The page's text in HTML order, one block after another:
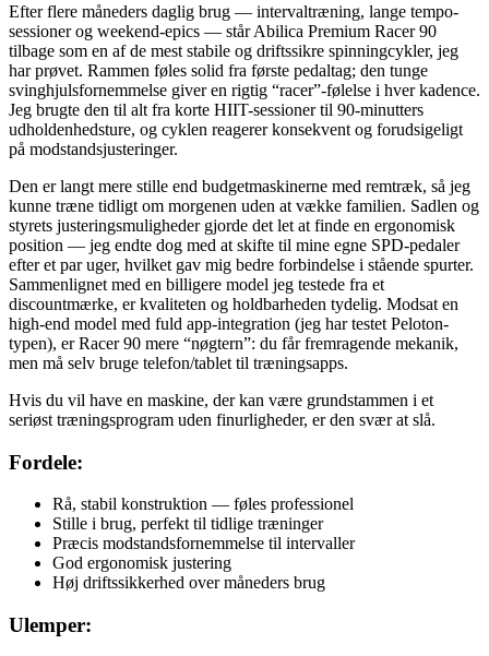
Efter flere måneders daglig brug — intervaltræning, lange tempo-
sessioner og weekend-epics — står Abilica Premium Racer 90
tilbage som en af de mest stabile og driftssikre spinningcykler, jeg
har prøvet. Rammen føles solid fra første pedaltag; den tunge
svinghjulsfornemmelse giver en rigtig “racer”-følelse i hver kadence.
Jeg brugte den til alt fra korte HIIT-sessioner til 90-minutters
udholdenhedsture, og cyklen reagerer konsekvent og forudsigeligt
på modstandsjusteringer.
Den er langt mere stille end budgetmaskinerne med remtræk, så jeg
kunne træne tidligt om morgenen uden at vække familien. Sadlen og
styrets justeringsmuligheder gjorde det let at finde en ergonomisk
position — jeg endte dog med at skifte til mine egne SPD-pedaler
efter et par uger, hvilket gav mig bedre forbindelse i stående spurter.
Sammenlignet med en billigere model jeg testede fra et
discountmærke, er kvaliteten og holdbarheden tydelig. Modsat en
high-end model med fuld app-integration (jeg har testet Peloton-
typen), er Racer 90 mere “nøgtern”: du får fremragende mekanik,
men må selv bruge telefon/tablet til træningsapps.
Hvis du vil have en maskine, der kan være grundstammen i et
seriøst træningsprogram uden finurligheder, er den svær at slå.
Fordele:
Rå, stabil konstruktion — føles professionel
Stille i brug, perfekt til tidlige træninger
Præcis modstandsfornemmelse til intervaller
God ergonomisk justering
Høj driftssikkerhed over måneders brug
Ulemper: